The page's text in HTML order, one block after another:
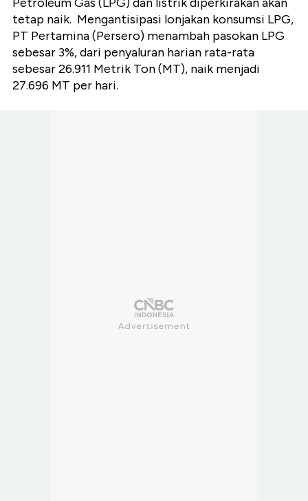
tetap naik. Mengantisipasi lonjakan konsumsi LPG,
PT Pertamina (Persero) menambah pasokan LPG
sebesar 3%, dari penyaluran harian rata-rata
sebesar 26.911 Metrik Ton (MT), naik menjadi
27.696 MT per hari.